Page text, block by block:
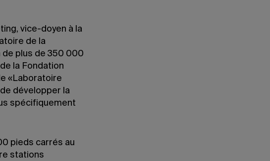
vice-doyen à la
de la
de plus de 350 000
la Fondation
«Laboratoire
développer la
spécifiquement
pieds carrés au
stations